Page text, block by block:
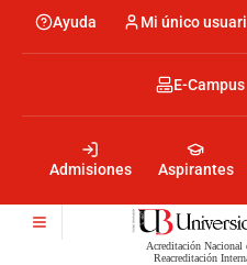
contenido
Menu
encabezado
Ayuda Mi único
encabezado
Admisiones Aspirantes
Menu
-
Derecha
E-Campus
Acreditación
Reacreditación